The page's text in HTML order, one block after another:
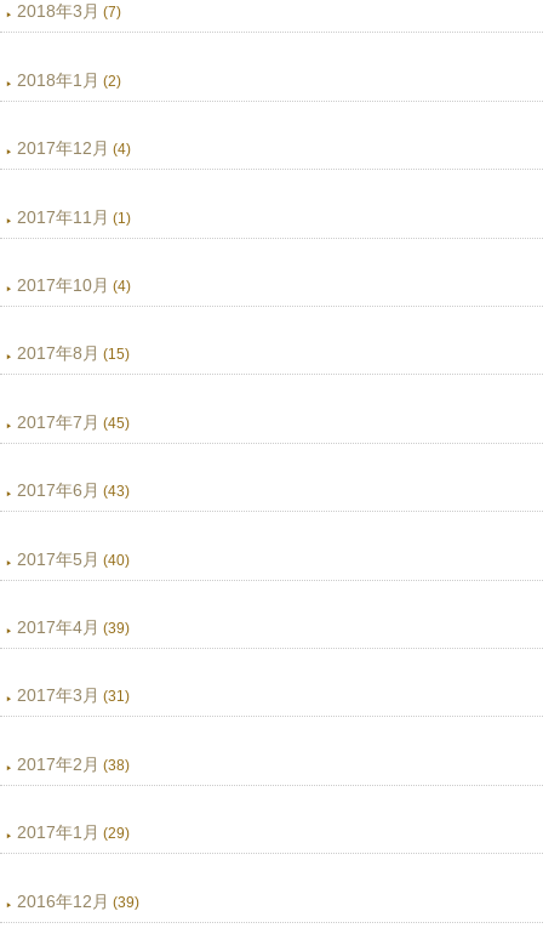
2018年3月 (7)
2018年1月 (2)
2017年12月 (4)
2017年11月 (1)
2017年10月 (4)
2017年8月 (15)
2017年7月 (45)
2017年6月 (43)
2017年5月 (40)
2017年4月 (39)
2017年3月 (31)
2017年2月 (38)
2017年1月 (29)
2016年12月 (39)